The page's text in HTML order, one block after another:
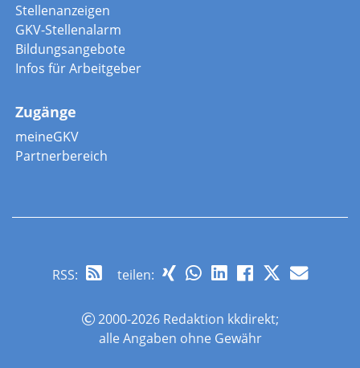
Stellenanzeigen
GKV-Stellenalarm
Bildungsangebote
Infos für Arbeitgeber
Zugänge
meineGKV
Partnerbereich
RSS: teilen:
2000-2026 Redaktion kkdirekt;
alle Angaben ohne Gewähr